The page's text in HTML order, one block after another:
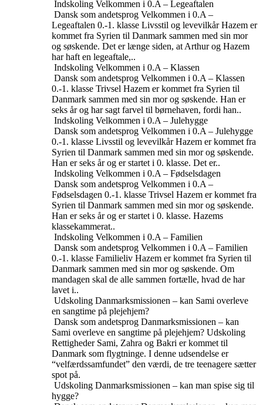
Indskoling Velkommen i 0.A – Legeaftalen
Dansk som andetsprog Velkommen i 0.A –
Legeaftalen 0.-1. klasse Livsstil og levevilkår Hazem er
kommet fra Syrien til Danmark sammen med sin mor
og søskende. Det er længe siden, at Arthur og Hazem
har haft en legeaftale,..
Indskoling Velkommen i 0.A – Klassen
Dansk som andetsprog Velkommen i 0.A – Klassen
0.-1. klasse Trivsel Hazem er kommet fra Syrien til
Danmark sammen med sin mor og søskende. Han er
seks år og har sagt farvel til børnehaven, fordi han..
Indskoling Velkommen i 0.A – Julehygge
Dansk som andetsprog Velkommen i 0.A – Julehygge
0.-1. klasse Livsstil og levevilkår Hazem er kommet fra
Syrien til Danmark sammen med sin mor og søskende.
Han er seks år og er startet i 0. klasse. Det er..
Indskoling Velkommen i 0.A – Fødselsdagen
Dansk som andetsprog Velkommen i 0.A –
Fødselsdagen 0.-1. klasse Trivsel Hazem er kommet fra
Syrien til Danmark sammen med sin mor og søskende.
Han er seks år og er startet i 0. klasse. Hazems
klassekammerat..
Indskoling Velkommen i 0.A – Familien
Dansk som andetsprog Velkommen i 0.A – Familien
0.-1. klasse Familieliv Hazem er kommet fra Syrien til
Danmark sammen med sin mor og søskende. Om
mandagen skal de alle sammen fortælle, hvad de har
lavet i..
Udskoling Danmarksmissionen – kan Sami overleve
en sangtime på plejehjem?
Dansk som andetsprog Danmarksmissionen – kan
Sami overleve en sangtime på plejehjem? Udskoling
Rettigheder Sami, Zahra og Bakri er kommet til
Danmark som flygtninge. I denne udsendelse er
“velfærdssamfundet” den værdi, de tre teenagere sætter
spot på.
Udskoling Danmarksmissionen – kan man spise sig til
hygge?